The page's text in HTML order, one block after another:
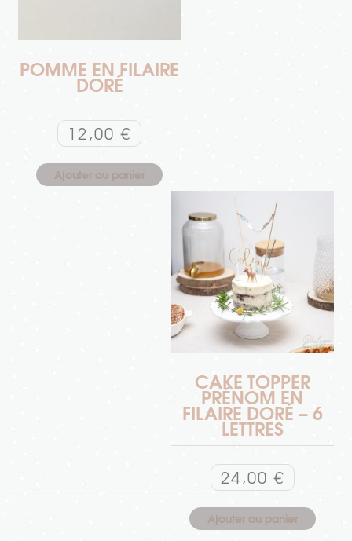
POMME EN FILAIRE
DORÉ
12,00€
Ajouter au panier
CAKE TOPPER
PRÉNOM EN
FILAIRE DORÉ – 6
LETTRES
24,00€
Ajouter au panier